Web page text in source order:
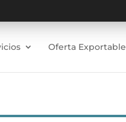
Oferta Exportable